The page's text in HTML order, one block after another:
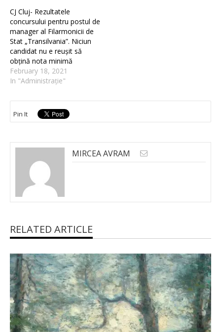
CJ Cluj- Rezultatele
concursului pentru postul de
manager al Filarmonicii de
Stat „Transilvania”. Niciun
candidat nu e reușit să
obțină nota minimă
February 18, 2021
In "Administrație"
Pin It
MIRCEA AVRAM
RELATED ARTICLE